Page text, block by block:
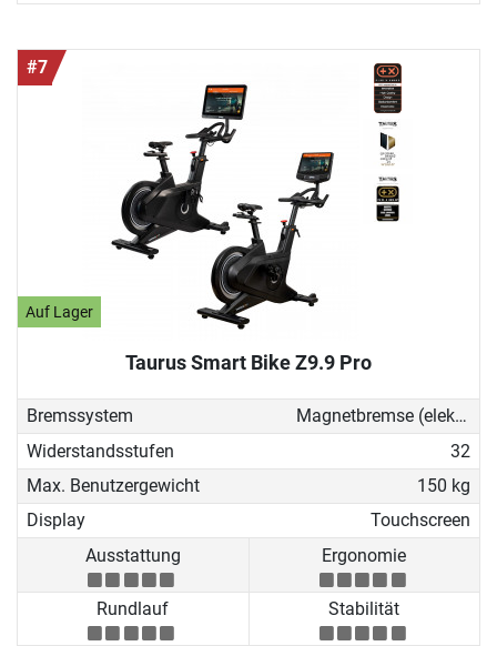
#7
Auf Lager
Taurus Smart Bike Z9.9 Pro
Bremssystem
Magnetbremse (elektronisch)
Widerstandsstufen
32
Max. Benutzergewicht
150 kg
Display
Touchscreen
Ausstattung
Ergonomie
Rundlauf Stabilität